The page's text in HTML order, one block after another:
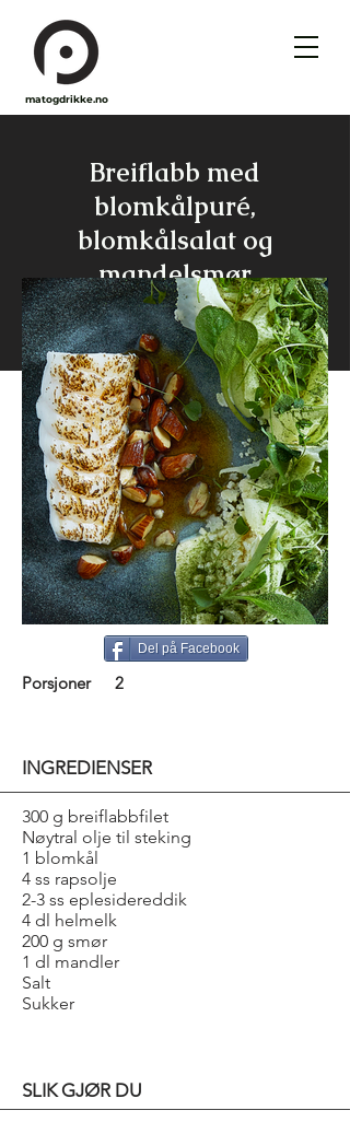
matogdrikke.no
Breiflabb med
blomkålpuré,
blomkålsalat og
mandelsmør
Del på Facebook
Porsjoner 2
INGREDIENSER
300 g breiflabbfilet
Nøytral olje til steking
1 blomkål
4 ss rapsolje
2-3 ss eplesidereddik
4 dl helmelk
200 g smør
1 dl mandler
Salt
Sukker
SLIK GJØR DU